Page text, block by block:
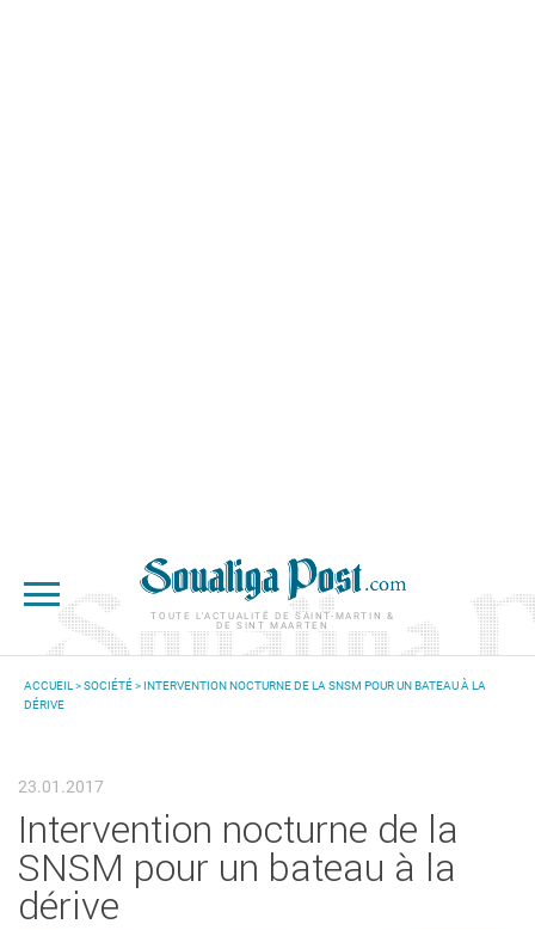
TOUTE L'ACTUALITÉ DE SAINT-MARTIN &
DE SINT MAARTEN
VOUS ÊTES ICI
ACCUEIL >SOCIÉTÉ> INTERVENTION NOCTURNE DE LA SNSM POUR UN BATEAU À LA
DÉRIVE
23.01.2017
Intervention nocturne de la
SNSM pour un bateau à la
dérive